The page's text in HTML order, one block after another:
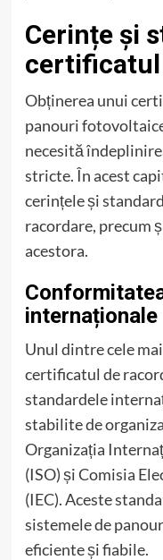
Cerințe și
certificatul
Obținerea unui
panouri
necesită
stricte. În acest
cerințele și
racordare, precum
acestora.
internaționale
Unul dintre cele
certificatul de
standardele
stabilite de
Organizația
(ISO) și Comisia
(IEC). Aceste
sistemele de
eficiente și fiabile.